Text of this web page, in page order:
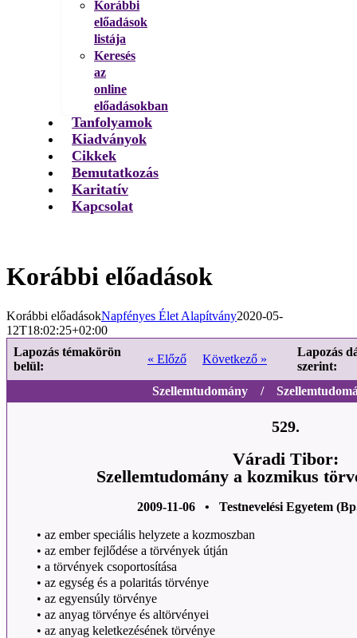
Korábbi
előadások
listája
Keresés
az
online
előadásokban
Tanfolyamok
Kiadványok
Cikkek
Bemutatkozás
Karitatív
Kapcsolat
Korábbi előadások
Korábbi előadásokNapfényes Élet Alapítvány2020-05-
12T18:02:25+02:00
Lapozás témakörön
belül:
« Előző Következő »
Lapozás
szerint:
Szellemtudomány /
529.
Váradi Tibor:
Szellemtudomány a kozmikus
2009-11-06 • Testnevelési Egyetem
• az ember speciális helyzete a kozmoszban
• az ember fejlődése a törvények útján
• a törvények csoportosítása
• az egység és a polaritás törvénye
• az egyensúly törvénye
• az anyag törvénye és altörvényei
• az anyag keletkezésének törvénye